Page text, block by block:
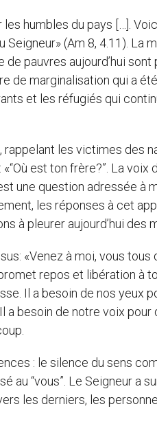
humbles du pays […].
Seigneur» (Am 8, 4.11). La
de pauvres aujourd’hui
de marginalisation qui a
et les réfugiés qui
les victimes des
est ton frère?”. La
une question adressée à
les réponses à cet
à pleurer aujourd’hui des
«Venez à moi, vous
repos et libération à
Il a besoin de nos yeux
a besoin de notre voix
: le silence du sens
au “vous”. Le Seigneur
les derniers, les